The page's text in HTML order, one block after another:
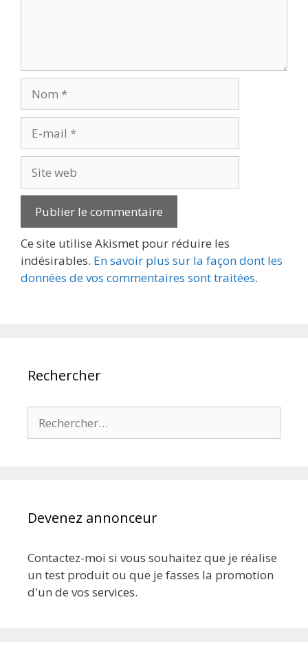
mail
web
Ce site utilise Akismet pour réduire les
indésirables. En savoir plus sur la façon dont les
données de vos commentaires sont traitées.
Rechercher
Devenez annonceur
Contactez-moi si vous souhaitez que je réalise
un test produit ou que je fasses la promotion
d'un de vos services.